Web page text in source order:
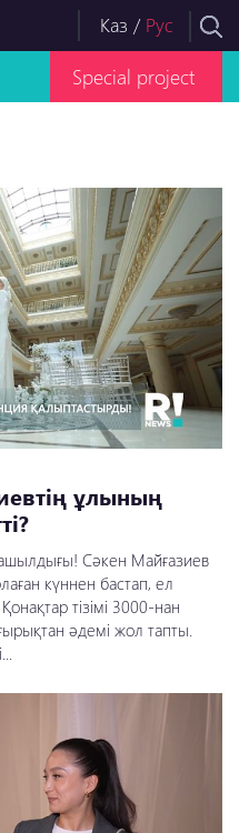
Каз / Рус
Special project
ұлының
Сәкен Майғазиев
күннен бастап, ел
тізімі 3000-нан
әдемі жол тапты.